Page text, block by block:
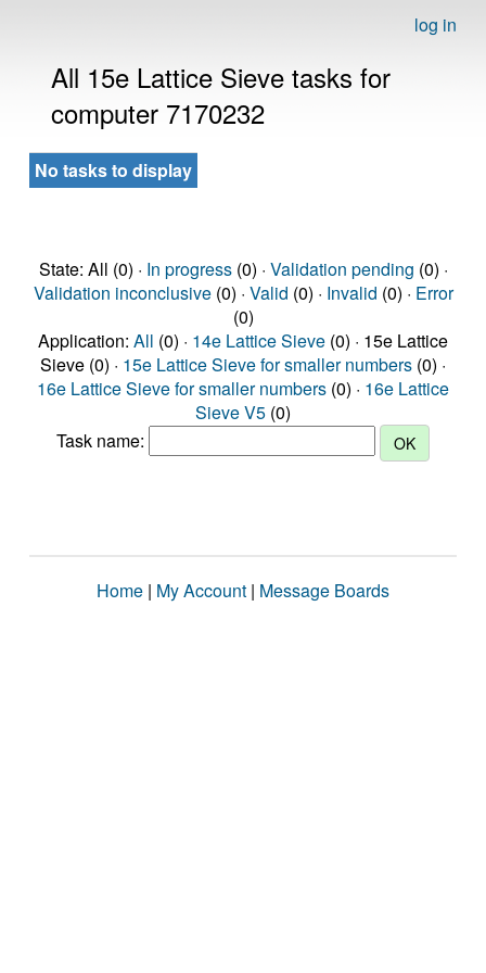
log in
All 15e Lattice Sieve tasks for
computer 7170232
No tasks to display
State: All (0) · In progress(0) · Validation pending (0) ·
Validation inconclusive(0) · Valid (0) · Invalid (0) · Error
(0)
Application: All (0) · 14e Lattice Sieve (0) · 15e Lattice
Sieve (0) · 15e Lattice Sieve for smaller numbers (0) ·
16e Lattice Sieve for smaller numbers (0) · 16e Lattice
Sieve V5 (0)
Task name:
Home | My Account | Message Boards